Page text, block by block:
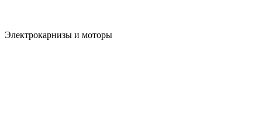
Электрокарнизы и моторы